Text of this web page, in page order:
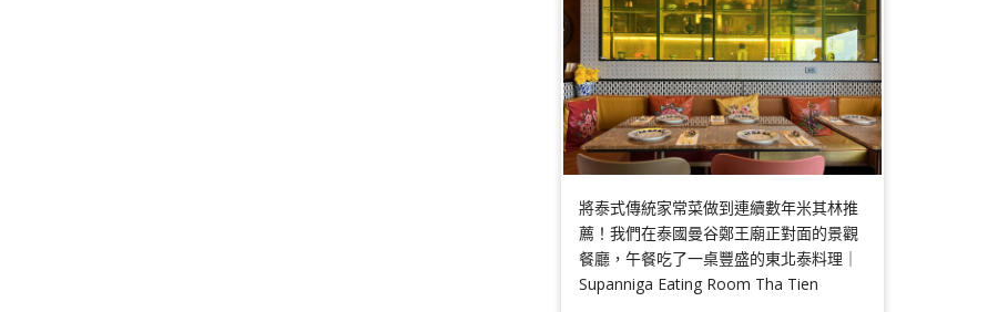
將泰式傳統家常菜做到連續數年米其林推
薦！我們在泰國曼谷鄭王廟正對面的景觀
餐廳，午餐吃了一桌豐盛的東北泰料理｜
Supanniga Eating Room Tha Tien